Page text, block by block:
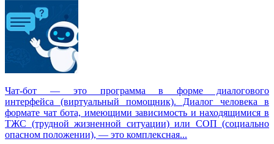
Чат-бот — это программа в форме диалогового
интерфейса (виртуальный помощник). Диалог человека в
формате чат бота, имеющими зависимость и находящимися в
ТЖС (трудной жизненной ситуации) или СОП (социально
опасном положении), — это комплексная...